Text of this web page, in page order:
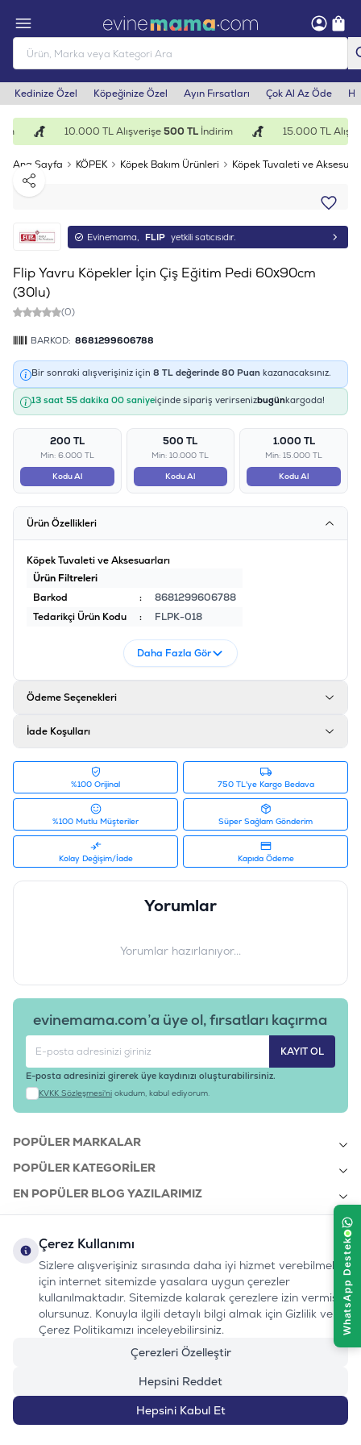
Kedinize Özel Köpeğinize Özel Ayın Fırsatları Çok Al Az Öde
10.000 TL Alışverişe500 TLİndirim 15.000 TL
Ana Sayfa KÖPEK Köpek Bakım Ürünleri
Köpek Tuvaleti ve
Paylaş
Evinemama, FLIP yetkili satıcısıdır.
Flip Yavru Köpekler İçin Çiş Eğitim Pedi 60x90cm
(30lu)
(0)
BARKOD: 8681299606788
Bir sonraki alışverişiniz için 8 TL değerinde 80 Puan kazanacaksınız.
13 saat 55 dakika 00 saniyeiçinde sipariş verirsenizbugünkargoda!
200 TL
Min: 6.000 TL
Kodu Al
500 TL
Min: 10.000 TL
Kodu Al
1.000 TL
Min: 15.000 TL
Kodu Al
Ürün Özellikleri
Köpek Tuvaleti ve Aksesuarları
Ürün Filtreleri
Barkod
:
8681299606788
Tedarikçi Ürün Kodu
: FLPK-018
Daha Fazla Gör
Ödeme Seçenekleri
İade Koşulları
%100 Orijinal 750 TL'ye Kargo Bedava
%100 Mutlu Müşteriler Süper Sağlam Gönderim
Kolay Değişim/İade Kapıda Ödeme
Yorumlar
Yorumlar hazırlanıyor...
evinemama.com’a üye ol, fırsatları kaçırma
KAYIT OL
E-posta adresinizi girerek üye kaydınızı oluşturabilirsiniz.
KVKK Sözleşmesi'ni okudum, kabul ediyorum.
POPÜLER MARKALAR
POPÜLER KATEGORILER
EN POPÜLER BLOG YAZILARIMIZ
KURUMSAL
bizi takip edin:
Instagram
Youtube
TiktokFacebook
Linkedin
www.evinemama.com
0232 7000 212
%100 MUTLU
MÜŞTERI HATTI
Çerez Kullanımı
Sizlere alışverişiniz sırasında daha iyi hizmet verebilmek
için internet sitemizde yasalara uygun çerezler
kullanılmaktadır. Sitemizde kalarak çerezlere izin vermiş
olursunuz. Konuyla ilgili detaylı bilgi almak için Gizlilik ve
Çerez Politikamızı inceleyebilirsiniz.
Çerezleri Özelleştir
Hepsini Reddet
Hepsini Kabul Et